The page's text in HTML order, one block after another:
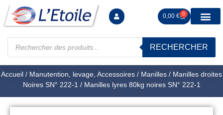
0,00 € 0
RECHERCHER
Accueil / Manutention, levage, Accessoires / Manilles / Manilles droites
Noires SN° 222-1 / Manilles lyres 80kg noires SN° 222-1